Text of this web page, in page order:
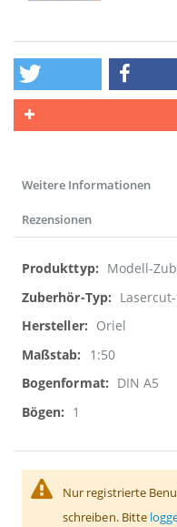
Weitere Informationen
Rezensionen
Weitere
Informationen
Modell-
Oriel
1:50
DIN A5
1
Nur registrierte
schreiben. Bitte